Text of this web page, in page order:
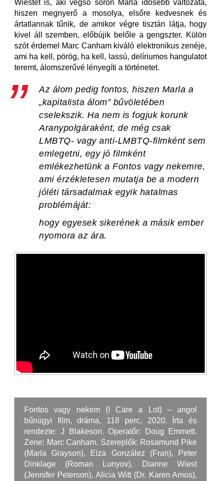
Wiestet is, aki végső soron Marla idősebb változata,
hiszen megnyerő a mosolya, elsőre kedvesnek és
ártatlannak tűnik, de amikor végre tisztán látja, hogy
kivel áll szemben, előbújik belőle a gengszter. Külön
szót érdemel Marc Canham kiváló elektronikus zenéje,
ami ha kell, pörög, ha kell, lassú, delíriumos hangulatot
teremt, álomszerűvé lényegíti a történetet.
Az álom pedig fontos, hiszen Marla a
„kapitalista álom” bűvöletében
cselekszik. Ha nem is fogjuk korunk
Aranypolgáraként, de még csak
LMBTQ- vagy anti-LMBTQ-filmként sem
emlegetni, egy jó filmként
emlékezhetünk a Fontos vagy nekemre,
ami érzékletesen mutatja be a modern
jóléti társadalmak egyik hatalmas
problémáját:
hogy egyesek sikerének a másik ember
nyomora az ára.
Fontos vagy nekem (I Care a Lot) – angol
bűnügyi film, dráma, 118 perc, 2020. Írta és
rendezte: J Blakeson. Operatőr: Doug Emmett.
Zene: Marc Canham. Szereplők: Rosamund Pike
(Marla Grayson), Eiza González (Fran), Peter
Dinklage (Roman Lunyov), Dianne Wiest
(Jennifer Peterson), Alicia Witt (Dr. Karen Amos),